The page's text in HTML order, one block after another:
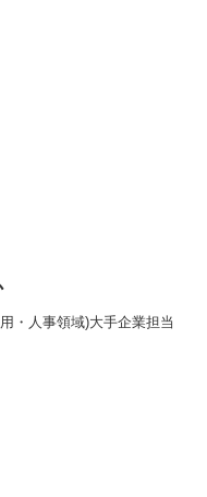
・人事領域)大手企業担当